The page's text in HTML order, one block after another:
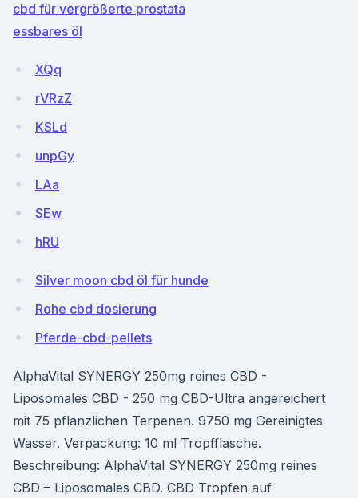
cbd für vergrößerte prostata
essbares öl
XQq
rVRzZ
KSLd
unpGy
LAa
SEw
hRU
Silver moon cbd öl für hunde
Rohe cbd dosierung
Pferde-cbd-pellets
AlphaVital SYNERGY 250mg reines CBD -
Liposomales CBD - 250 mg CBD-Ultra angereichert
mit 75 pflanzlichen Terpenen. 9750 mg Gereinigtes
Wasser. Verpackung: 10 ml Tropfflasche.
Beschreibung: AlphaVital SYNERGY 250mg reines
CBD – Liposomales CBD. CBD Tropfen auf